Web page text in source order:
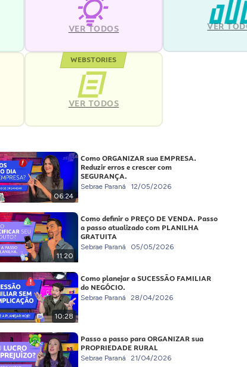
VER TODOS VER
WEBSTORIES
VER TODOS
06:24
Como ORGANIZAR sua EMPRESA.
Reduzir erros e crescer com
SEGURANÇA.
Sebrae Paraná 12/05/2026
11:20
Como definir o PREÇO DE VENDA. Passo
a passo atualizado com PLANILHA
GRATUITA
Sebrae Paraná 05/05/2026
10:28
Como planejar a SUCESSÃO FAMILIAR
do NEGÓCIO.
Sebrae Paraná 28/04/2026
Passo a passo para ORGANIZAR sua
PROPRIEDADE RURAL
Sebrae Paraná 21/04/2026